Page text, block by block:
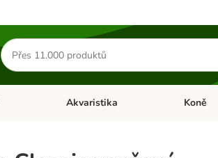
Hledat
produkty
Malá zvířataOtevřít menu: Ptáci
Akvaristika Otevřít
Koně